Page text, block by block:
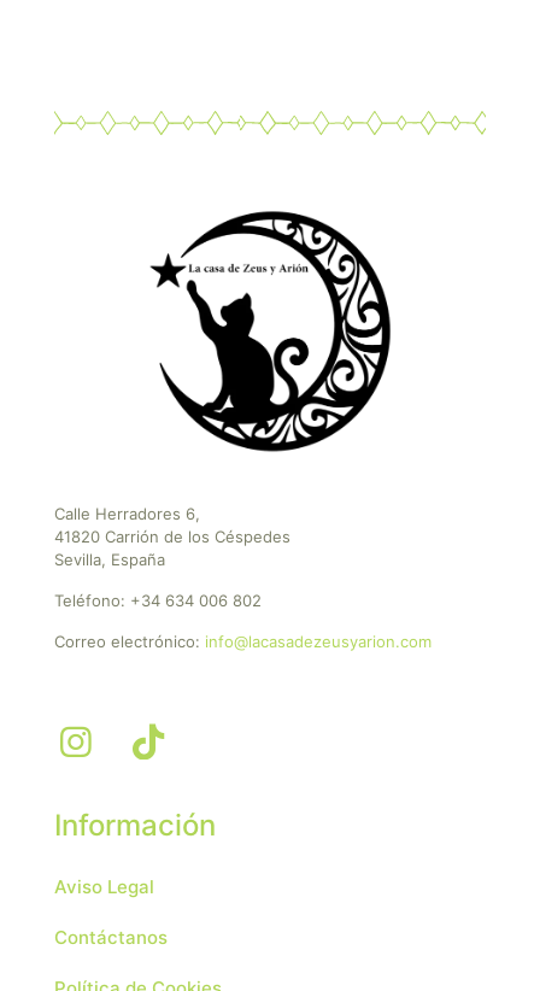
Calle Herradores 6,
41820 Carrión de los Céspedes
Sevilla, España
Teléfono: +34 634 006 802
Correo electrónico: info@lacasadezeusyarion.com
Información
Aviso Legal
Contáctanos